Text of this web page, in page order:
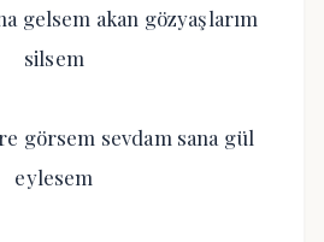
gelsem akan gözyaşlarım
silsem
görsem sevdam sana gül
eylesem